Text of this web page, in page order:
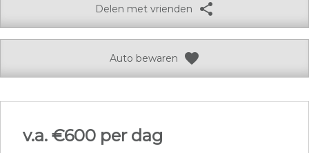
Delen met vrienden share
Auto bewaren favorite
v.a. €600 per dag